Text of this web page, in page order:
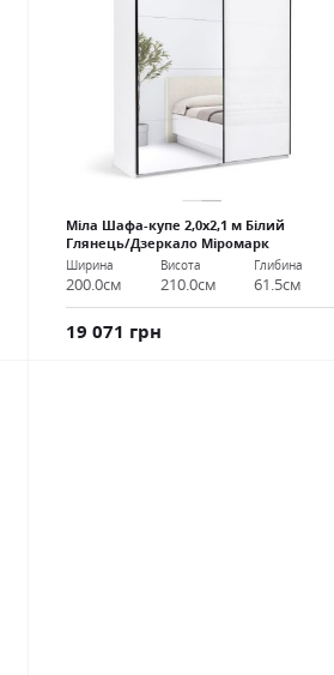
Міла Шафа-купе 2,0х2,1 м Білий
Глянець/Дзеркало Міромарк
Ширина
200.0см
Висота
210.0см
Глибина
61.5см
19 071 грн